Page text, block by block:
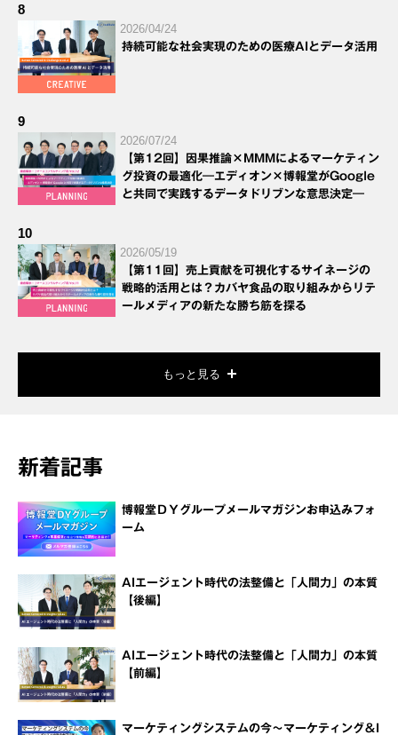
8
2026/04/24
持続可能な社会実現のための医療AIとデータ活用
9
2026/07/24
【第12回】因果推論×MMMによるマーケティン
グ投資の最適化―エディオン×博報堂がGoogle
と共同で実践するデータドリブンな意思決定―
10
2026/05/19
【第11回】売上貢献を可視化するサイネージの
戦略的活用とは？カバヤ食品の取り組みからリテ
ールメディアの新たな勝ち筋を探る
もっと見る
新着記事
博報堂ＤＹグループメールマガジンお申込みフォ
ーム
AIエージェント時代の法整備と「人間力」の本質
【後編】
AIエージェント時代の法整備と「人間力」の本質
【前編】
マーケティングシステムの今～マーケティング＆I